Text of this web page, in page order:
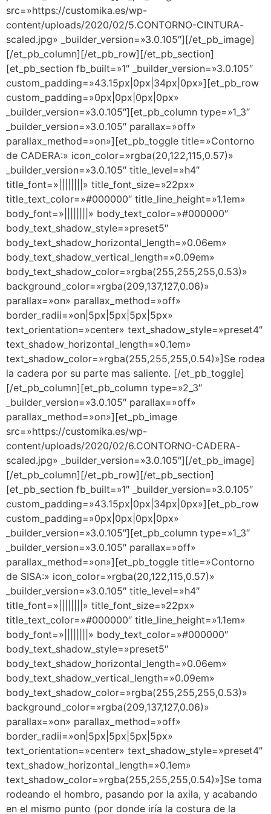
src=»https://customika.es/wp-
content/uploads/2020/02/5.CONTORNO-CINTURA-
scaled.jpg» _builder_version=»3.0.105″][/et_pb_image]
[/et_pb_column][/et_pb_row][/et_pb_section]
[et_pb_section fb_built=»1″ _builder_version=»3.0.105″
custom_padding=»43.15px|0px|34px|0px»][et_pb_row
custom_padding=»0px|0px|0px|0px»
_builder_version=»3.0.105″][et_pb_column type=»1_3″
_builder_version=»3.0.105″ parallax=»off»
parallax_method=»on»][et_pb_toggle title=»Contorno
de CADERA:» icon_color=»rgba(20,122,115,0.57)»
_builder_version=»3.0.105″ title_level=»h4″
title_font=»||||||||» title_font_size=»22px»
title_text_color=»#000000″ title_line_height=»1.1em»
body_font=»||||||||» body_text_color=»#000000″
body_text_shadow_style=»preset5″
body_text_shadow_horizontal_length=»0.06em»
body_text_shadow_vertical_length=»0.09em»
body_text_shadow_color=»rgba(255,255,255,0.53)»
background_color=»rgba(209,137,127,0.06)»
parallax=»on» parallax_method=»off»
border_radii=»on|5px|5px|5px|5px»
text_orientation=»center» text_shadow_style=»preset4″
text_shadow_horizontal_length=»0.1em»
text_shadow_color=»rgba(255,255,255,0.54)»] Se rodea
la cadera por su parte mas saliente. [/et_pb_toggle]
[/et_pb_column][et_pb_column type=»2_3″
_builder_version=»3.0.105″ parallax=»off»
parallax_method=»on»][et_pb_image
src=»https://customika.es/wp-
content/uploads/2020/02/6.CONTORNO-CADERA-
scaled.jpg» _builder_version=»3.0.105″][/et_pb_image]
[/et_pb_column][/et_pb_row][/et_pb_section]
[et_pb_section fb_built=»1″ _builder_version=»3.0.105″
custom_padding=»43.15px|0px|34px|0px»][et_pb_row
custom_padding=»0px|0px|0px|0px»
_builder_version=»3.0.105″][et_pb_column type=»1_3″
_builder_version=»3.0.105″ parallax=»off»
parallax_method=»on»][et_pb_toggle title=»Contorno
de SISA:» icon_color=»rgba(20,122,115,0.57)»
_builder_version=»3.0.105″ title_level=»h4″
title_font=»||||||||» title_font_size=»22px»
title_text_color=»#000000″ title_line_height=»1.1em»
body_font=»||||||||» body_text_color=»#000000″
body_text_shadow_style=»preset5″
body_text_shadow_horizontal_length=»0.06em»
body_text_shadow_vertical_length=»0.09em»
body_text_shadow_color=»rgba(255,255,255,0.53)»
background_color=»rgba(209,137,127,0.06)»
parallax=»on» parallax_method=»off»
border_radii=»on|5px|5px|5px|5px»
text_orientation=»center» text_shadow_style=»preset4″
text_shadow_horizontal_length=»0.1em»
text_shadow_color=»rgba(255,255,255,0.54)»]Se toma
rodeando el hombro, pasando por la axila, y acabando
en el mismo punto (por donde iría la costura de la